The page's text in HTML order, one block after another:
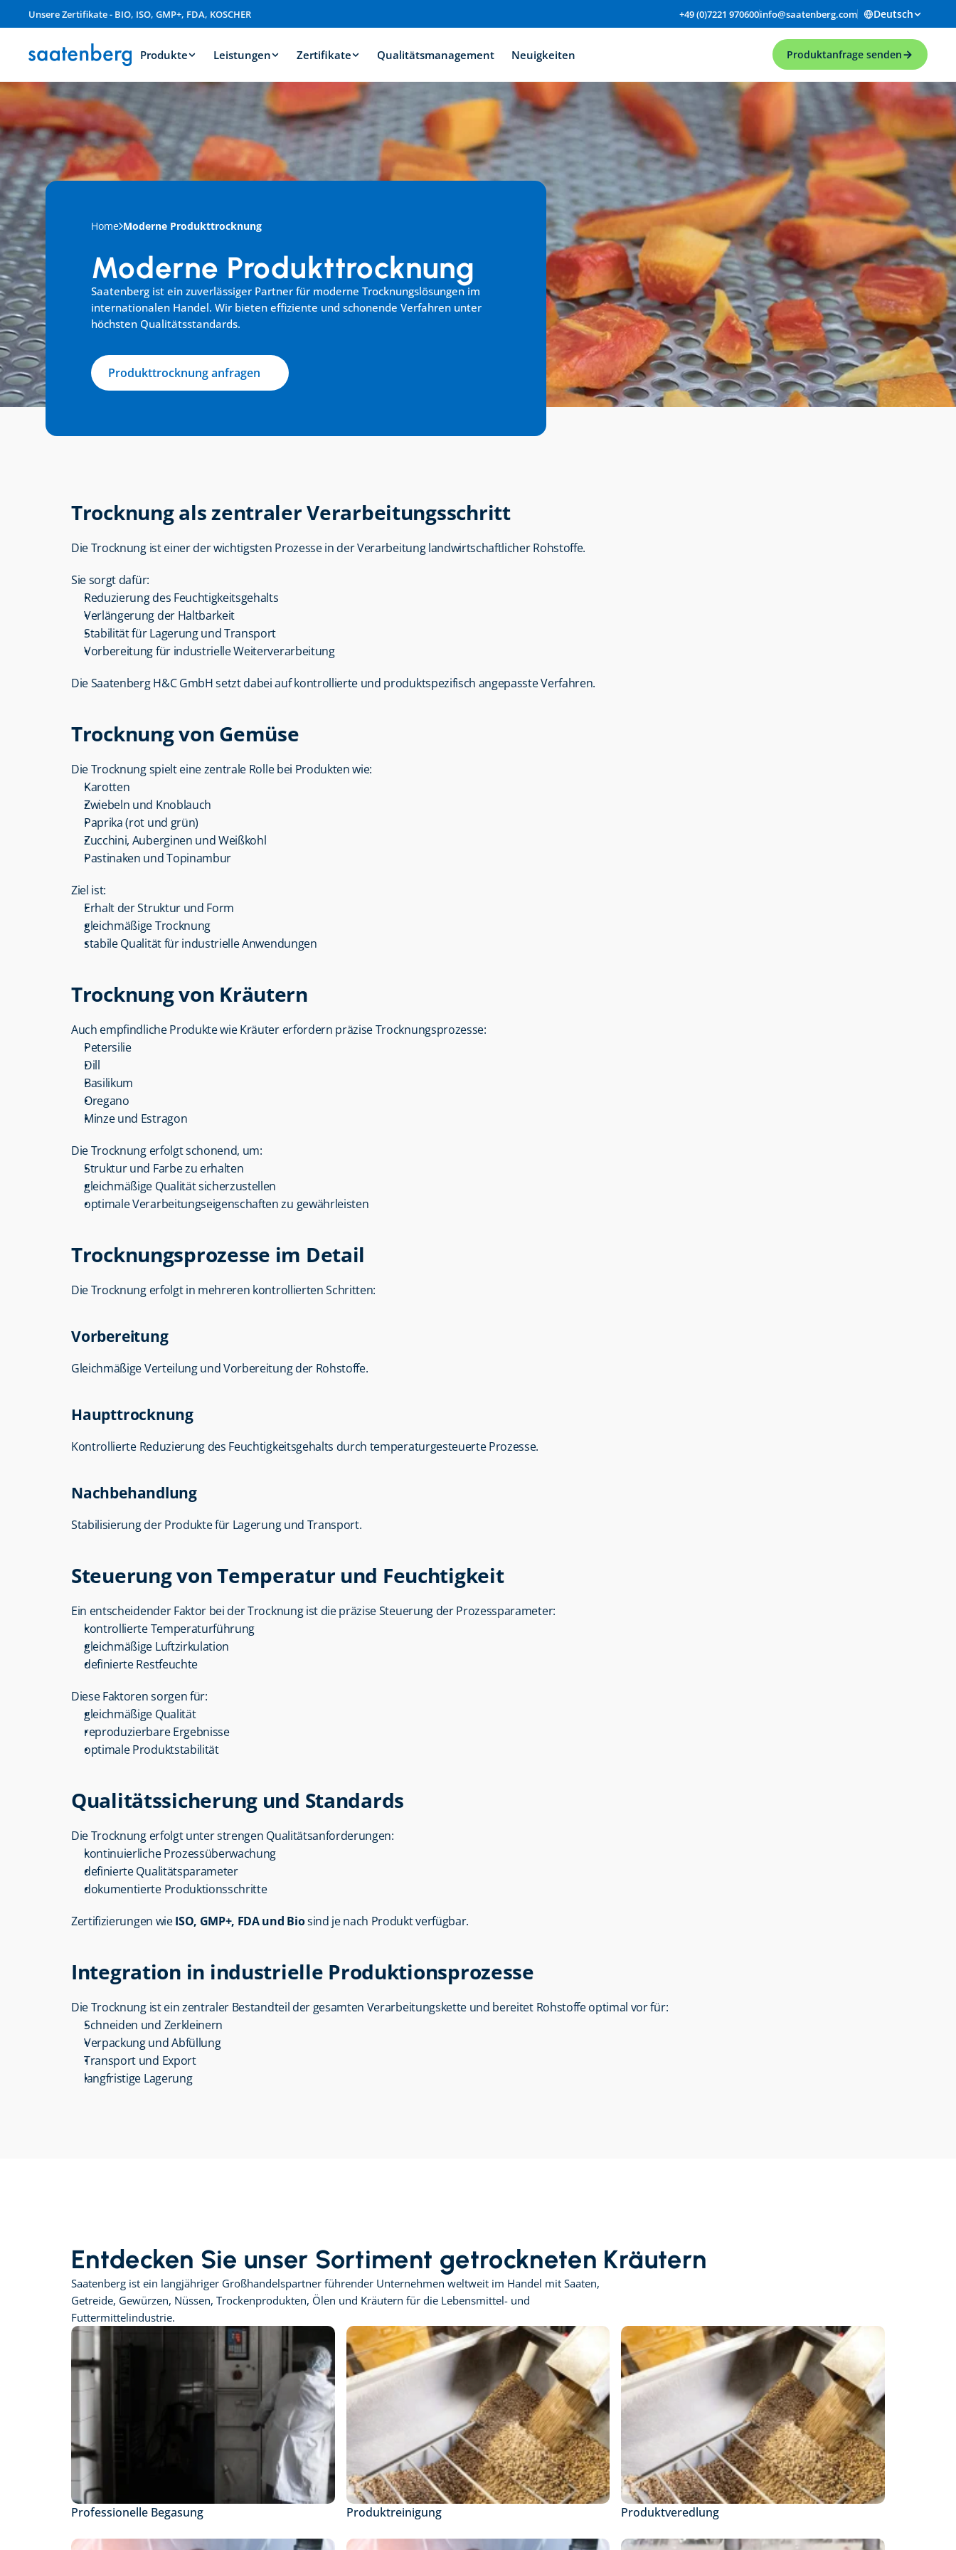
Unsere Zertifikate - BIO, ISO, GMP+, FDA, KOSCHER +49 (0)7221 970600info@saatenberg.com Deutsch
Produkte Leistungen Zertifikate Qualitätsmanagement Neuigkeiten Produktanfrage senden
Home Moderne Produkttrocknung
Moderne Produkttrocknung
Saatenberg ist ein zuverlässiger Partner für moderne Trocknungslösungen im
internationalen Handel. Wir bieten effiziente und schonende Verfahren unter
höchsten Qualitätsstandards.
Produkttrocknung anfragen
Trocknung als zentraler Verarbeitungsschritt
Die Trocknung ist einer der wichtigsten Prozesse in der Verarbeitung landwirtschaftlicher Rohstoffe.
Sie sorgt dafür:
Reduzierung des Feuchtigkeitsgehalts
Verlängerung der Haltbarkeit
Stabilität für Lagerung und Transport
Vorbereitung für industrielle Weiterverarbeitung
Die Saatenberg H&C GmbH setzt dabei auf kontrollierte und produktspezifisch angepasste Verfahren.
Trocknung von Gemüse
Die Trocknung spielt eine zentrale Rolle bei Produkten wie:
Karotten
Zwiebeln und Knoblauch
Paprika (rot und grün)
Zucchini, Auberginen und Weißkohl
Pastinaken und Topinambur
Ziel ist:
Erhalt der Struktur und Form
gleichmäßige Trocknung
stabile Qualität für industrielle Anwendungen
Trocknung von Kräutern
Auch empfindliche Produkte wie Kräuter erfordern präzise Trocknungsprozesse:
Petersilie
Dill
Basilikum
Oregano
Minze und Estragon
Die Trocknung erfolgt schonend, um:
Struktur und Farbe zu erhalten
gleichmäßige Qualität sicherzustellen
optimale Verarbeitungseigenschaften zu gewährleisten
Trocknungsprozesse im Detail
Die Trocknung erfolgt in mehreren kontrollierten Schritten:
Vorbereitung
Gleichmäßige Verteilung und Vorbereitung der Rohstoffe.
Haupttrocknung
Kontrollierte Reduzierung des Feuchtigkeitsgehalts durch temperaturgesteuerte Prozesse.
Nachbehandlung
Stabilisierung der Produkte für Lagerung und Transport.
Steuerung von Temperatur und Feuchtigkeit
Ein entscheidender Faktor bei der Trocknung ist die präzise Steuerung der Prozessparameter:
kontrollierte Temperaturführung
gleichmäßige Luftzirkulation
definierte Restfeuchte
Diese Faktoren sorgen für:
gleichmäßige Qualität
reproduzierbare Ergebnisse
optimale Produktstabilität
Qualitätssicherung und Standards
Die Trocknung erfolgt unter strengen Qualitätsanforderungen:
kontinuierliche Prozessüberwachung
definierte Qualitätsparameter
dokumentierte Produktionsschritte
Zertifizierungen wie ISO, GMP+, FDA und Bio sind je nach Produkt verfügbar.
Integration in industrielle Produktionsprozesse
Die Trocknung ist ein zentraler Bestandteil der gesamten Verarbeitungskette und bereitet Rohstoffe optimal vor für:
Schneiden und Zerkleinern
Verpackung und Abfüllung
Transport und Export
langfristige Lagerung
Entdecken Sie unser Sortiment getrockneten Kräutern
Saatenberg ist ein langjähriger Großhandelspartner führender Unternehmen weltweit im Handel mit Saaten,
Getreide, Gewürzen, Nüssen, Trockenprodukten, Ölen und Kräutern für die Lebensmittel- und
Futtermittelindustrie.
Professionelle Begasung Produktreinigung Produktveredlung